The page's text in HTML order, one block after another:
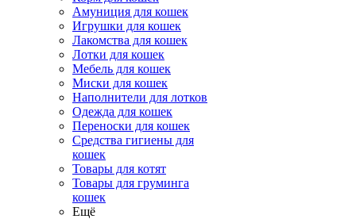
Амуниция для кошек
Игрушки для кошек
Лакомства для кошек
Лотки для кошек
Мебель для кошек
Миски для кошек
Наполнители для лотков
Одежда для кошек
Переноски для кошек
Средства гигиены для
кошек
Товары для котят
Товары для груминга
кошек
Ещё